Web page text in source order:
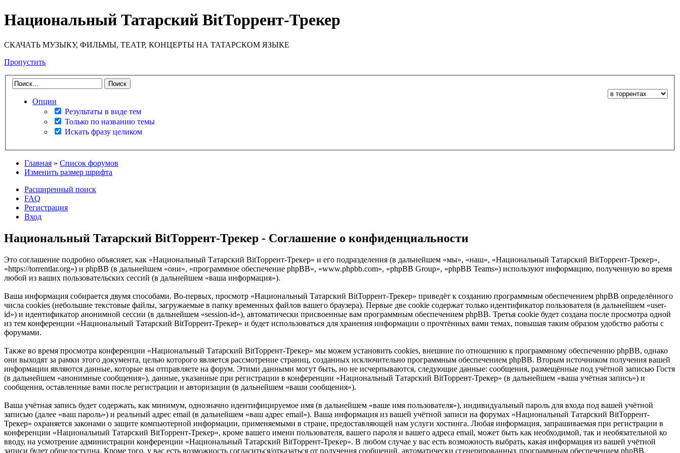
Национальный Татарский BitТоррент-Трекер
СКАЧАТЬ МУЗЫКУ, ФИЛЬМЫ, ТЕАТР, КОНЦЕРТЫ НА ТАТАРСКОМ ЯЗЫКЕ
Пропустить
Опции
Результаты в виде тем
Только по названию темы
Искать фразу целиком
Главная » Список форумов
Изменить размер шрифта
Расширенный поиск
FAQ
Регистрация
Вход
Национальный Татарский BitТоррент-Трекер - Соглашение о конфиденциальности
Это соглашение подробно объясняет, как «Национальный Татарский BitТоррент-Трекер» и его подразделения (в дальнейшем «мы», «наш», «Национальный Татарский BitТоррент-Трекер»,
«https://torrentlar.org») и phpBB (в дальнейшем «они», «программное обеспечение phpBB», «www.phpbb.com», «phpBB Group», «phpBB Teams») используют информацию, полученную во время
любой из ваших пользовательских сессий (в дальнейшем «ваша информация»).
Ваша информация собирается двумя способами. Во-первых, просмотр «Национальный Татарский BitТоррент-Трекер» приведёт к созданию программным обеспечением phpBB определённого
числа cookies (небольшие текстовые файлы, загружаемые в папку временных файлов вашего браузера). Первые две cookie содержат только идентификатор пользователя (в дальнейшем «user-
id») и идентификатор анонимной сессии (в дальнейшем «session-id»), автоматически присвоенные вам программным обеспечением phpBB. Третья cookie будет создана после просмотра одной
из тем конференции «Национальный Татарский BitТоррент-Трекер» и будет использоваться для хранения информации о прочтённых вами темах, повышая таким образом удобство работы с
форумами.
Также во время просмотра конференции «Национальный Татарский BitТоррент-Трекер» мы можем установить cookies, внешние по отношению к программному обеспечению phpBB, однако
они выходят за рамки этого документа, целью которого является рассмотрение страниц, созданных исключительно программным обеспечением phpBB. Вторым источником получения вашей
информации являются данные, которые вы отправляете на форум. Этими данными могут быть, но не исчерпываются, следующие данные: сообщения, размещённые под учётной записью Гостя
(в дальнейшем «анонимные сообщения»), данные, указанные при регистрации в конференции «Национальный Татарский BitТоррент-Трекер» (в дальнейшем «ваша учётная запись») и
сообщения, оставленные вами после регистрации и авторизации (в дальнейшем «ваши сообщения»).
Ваша учётная запись будет содержать, как минимум, однозначно идентифицируемое имя (в дальнейшем «ваше имя пользователя»), индивидуальный пароль для входа под вашей учётной
записью (далее «ваш пароль») и реальный адрес email (в дальнейшем «ваш адрес email»). Ваша информация из вашей учётной записи на форумах «Национальный Татарский BitТоррент-
Трекер» охраняется законами о защите компьютерной информации, применяемыми в стране, предоставляющей нам услуги хостинга. Любая информация, запрашиваемая при регистрации в
конференции «Национальный Татарский BitТоррент-Трекер», кроме вашего имени пользователя, вашего пароля и вашего адреса email, может быть как необходимой, так и необязательной ко
вводу, на усмотрение администрации конференции «Национальный Татарский BitТоррент-Трекер». В любом случае у вас есть возможность выбрать, какая информация из вашей учётной
записи будет общедоступна. Кроме того, у вас есть возможность согласиться/отказаться от получения сообщений, автоматически сгенерированных программным обеспечением phpBB.